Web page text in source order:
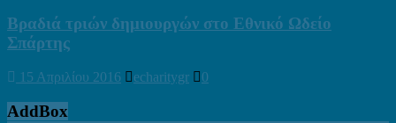
Βραδιά τριών δημιουργών στο Εθνικό Ωδείο
Σπάρτης
15 Απριλίου 2016 echaritygr 0
AddBox